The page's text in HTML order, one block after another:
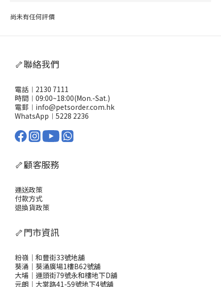
尚未有任何評價
🦴聯絡我們
電話︱2130 7111
時間︱09:00~18:00(Mon.-Sat.)
電郵︱info@petsorder.com.hk
WhatsApp︱ 5228 2236
🦴顧客服務
運送政策
付款方式
退換貨政策
🦴門市資訊
粉嶺｜和豐街33號地舖
葵涌｜葵涌廣場1樓B62號舖
大埔｜運頭街79號永和樓地下D舖
元朗｜大棠路41-59號地下4號舖